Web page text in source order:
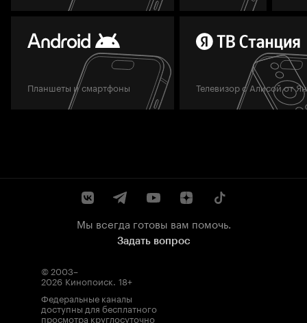
Планшеты и смартфоны Телевизор с Алисой от
Мы всегда готовы вам помочь.
Задать вопрос
© 2003–
2026 Кинопоиск. 18+
Федеральные каналы
доступны для бесплатного
просмотра круглосуточно